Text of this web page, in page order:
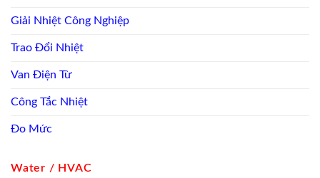
Giải Nhiệt Công Nghiệp
Trao Đổi Nhiệt
Van Điện Từ
Công Tắc Nhiệt
Đo Mức
Water / HVAC